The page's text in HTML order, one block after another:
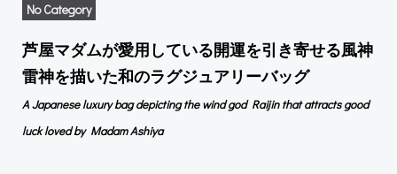
No Category
芦屋マダムが愛用している開運を引き寄せる風神
雷神を描いた和のラグジュアリーバッグ
A Japanese luxury bag depicting the wind god Raijin that attracts good
luck loved by Madam Ashiya